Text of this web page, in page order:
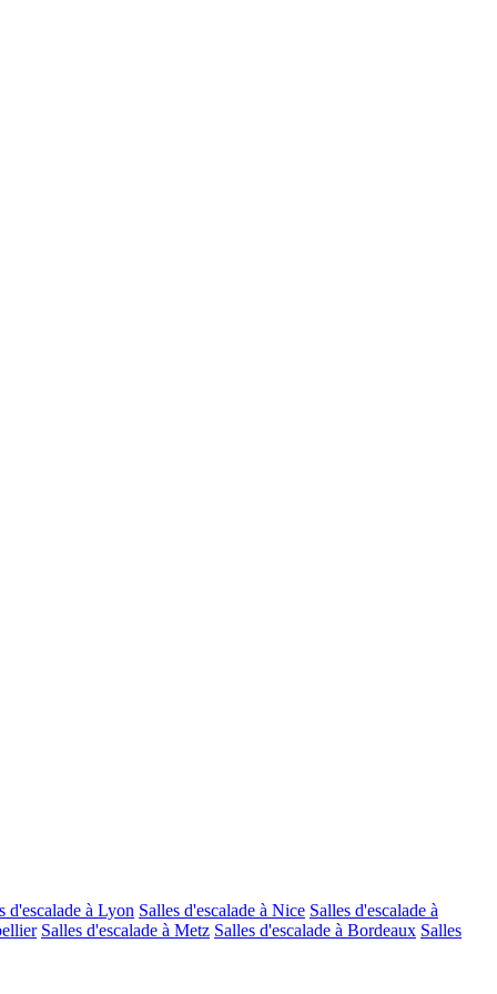
d'escalade à Lyon Salles d'escalade à Nice Salles d'escalade à
Salles d'escalade à Metz Salles d'escalade à Bordeaux Salles